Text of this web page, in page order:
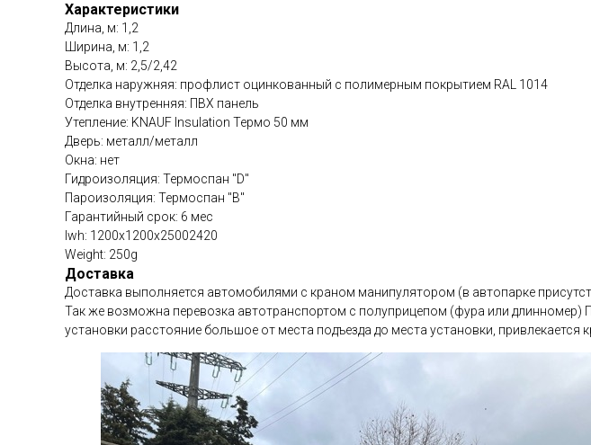
Характеристики
Длина, м: 1,2
Ширина, м: 1,2
Высота, м: 2,5/2,42
Отделка наружняя: профлист оцинкованный с полимерным покрытием RAL 1014
Отделка внутренняя: ПВХ панель
Утепление: KNAUF Insulation Термо 50 мм
Дверь: металл/металл
Окна: нет
Гидроизоляция: Термоспан "D"
Пароизоляция: Термоспан "В"
Гарантийный срок: 6 мес
lwh: 1200x1200x25002420
Weight: 250g
Доставка
Доставка выполняется автомобилями с краном манипулятором (в автопарке
Так же возможна перевозка автотранспортом с полуприцепом (фура или длинномер)
установки расстояние большое от места подъезда до места установки, привлекается